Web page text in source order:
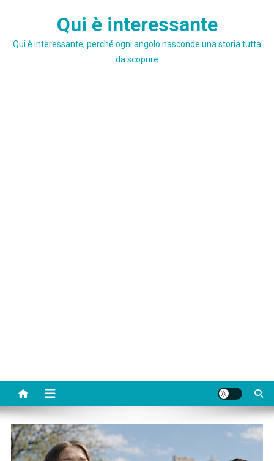
Qui è interessante
Qui è interessante, perché ogni angolo nasconde una storia tutta
da scoprire